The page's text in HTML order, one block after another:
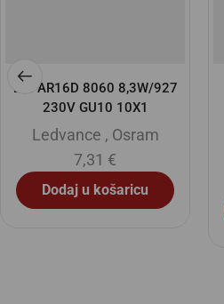
LPPAR16D 8060 8,3W/927
230V GU10 10X1
Ledvance , Osram
7,31 €
Dodaj u košaricu